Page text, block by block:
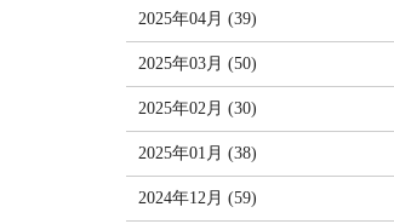
2025年04月 (39)
2025年03月 (50)
2025年02月 (30)
2025年01月 (38)
2024年12月 (59)